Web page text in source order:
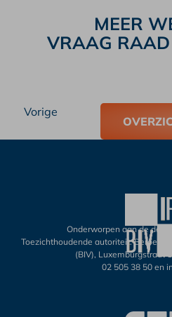
MEER
VRAAG
Vorige
Onderworpen aan de
Toezichthoudende autoriteit:
(BIV), Luxemburgstraat
02 505 38 50 en